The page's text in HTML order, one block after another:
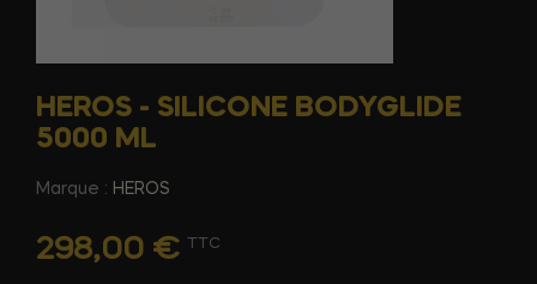
HEROS - SILICONE BODYGLIDE
5000 ML
Marque : HEROS
298,00 € TTC